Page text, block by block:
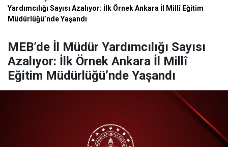
Yardımcılığı Sayısı Azalıyor: İlk Örnek Ankara İl Millî Eğitim
Müdürlüğü’nde Yaşandı
MEB’de İl Müdür Yardımcılığı Sayısı
Azalıyor: İlk Örnek Ankara İl Millî
Eğitim Müdürlüğü’nde Yaşandı